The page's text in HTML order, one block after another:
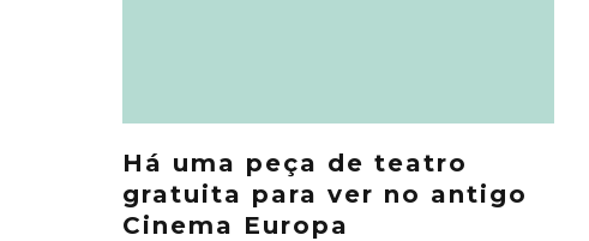
Há uma peça de teatro
gratuita para ver no antigo
Cinema Europa